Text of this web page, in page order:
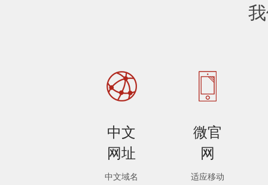
中文
网址
中文域名
微官
网
适应移动